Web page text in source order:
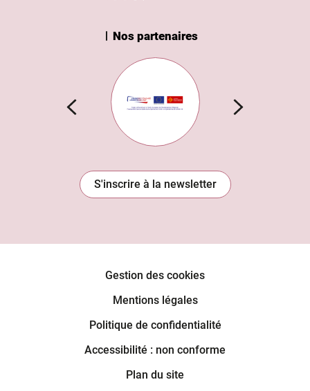
Nos partenaires
Subvention européenne
S'inscrire à la newsletter
Gestion des cookies
Mentions légales
Politique de confidentialité
Accessibilité : non conforme
Plan du site